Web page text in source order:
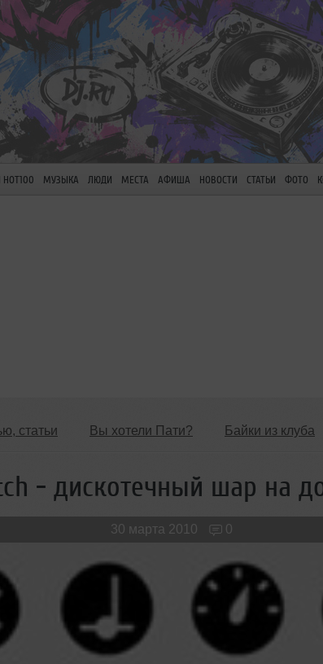
МУЗЫКА ЛЮДИ МЕСТА АФИША НОВОСТИ СТАТЬИ ФОТО
статьи Вы хотели Пати? Байки из клуба
и Клубов
- дискотечный шар на
30 марта 2010 0